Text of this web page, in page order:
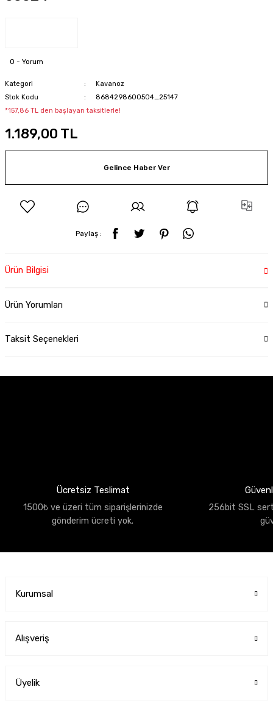
0 - Yorum
Kategori
Kavanoz
Stok Kodu
8684298600504_25147
*157,86 TL den başlayan taksitlerle!
1.189,00 TL
Gelince Haber Ver
Paylaş :
Ürün Bilgisi
Ürün Yorumları
Taksit Seçenekleri
Ücretsiz Teslimat
1500₺ ve üzeri tüm siparişlerinizde
gönderim ücreti yok.
256bit SSL
Kurumsal
Alışveriş
Üyelik